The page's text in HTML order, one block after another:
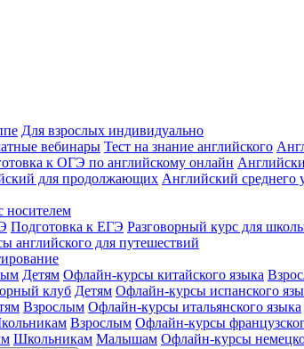
Для взрослых индивидуально
вебинары Тест на знание английского
к ОГЭ по английскому онлайн
для продолжающих Английский среднего
носителем
Подготовка к ЕГЭ Разговорный курс для
английского для путешествий
Детям Офлайн-курсы китайского языка
клуб Детям Офлайн-курсы испанского
Взрослым Офлайн-курсы итальянского языка
Взрослым Офлайн-курсы
Школьникам Малышам Офлайн-курсы